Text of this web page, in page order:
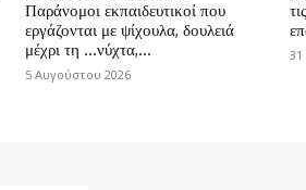
Παράνομοι εκπαιδευτικοί που
εργάζονται με ψίχουλα, δουλειά
μέχρι τη …νύχτα,...
5 Αυγούστου 2026
31